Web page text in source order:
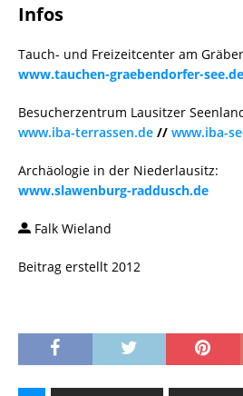
Infos
Tauch- und Freizeitcenter am
www.tauchen-graebendorfer-see.de
Besucherzentrum Lausitzer
www.iba-terrassen.de // www.iba-
Archäologie in der Niederlausitz:
www.slawenburg-raddusch.de
Falk Wieland
Beitrag erstellt 2012